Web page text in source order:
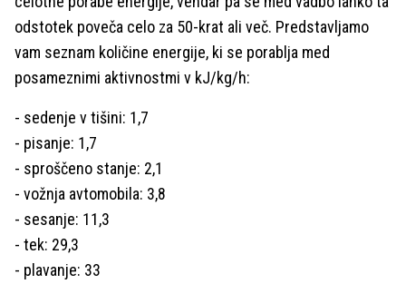
odstotek poveča celo za 50-krat ali več. Predstavljamo
vam seznam količine energije, ki se porablja med
posameznimi aktivnostmi v kJ/kg/h:
- sedenje v tišini: 1,7
- pisanje: 1,7
- sproščeno stanje: 2,1
- vožnja avtomobila: 3,8
- sesanje: 11,3
- tek: 29,3
- plavanje: 33